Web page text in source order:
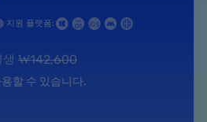
지원 플랫폼:
₩142,600
할 수 있습니다.